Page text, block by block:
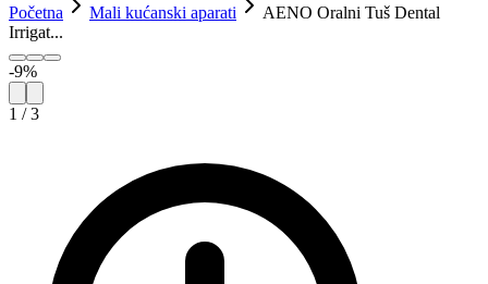
Početna
Mali kućanski aparati
AENO Oralni Tuš Dental
Irrigat...
-9%
1 /3